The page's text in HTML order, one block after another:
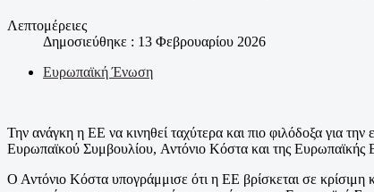
Λεπτομέρειες
Δημοσιεύθηκε : 13 Φεβρουαρίου 2026
Ευρωπαϊκή Ένωση
Την ανάγκη η ΕΕ να κινηθεί ταχύτερα και πιο φιλόδοξα για
Ευρωπαϊκού Συμβουλίου, Αντόνιο Κόστα και της
Ο Αντόνιο Κόστα υπογράμμισε ότι η ΕΕ βρίσκεται σε κρίσιμη